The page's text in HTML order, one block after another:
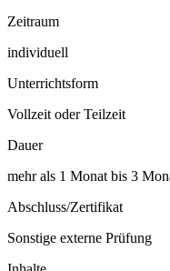
Zeitraum
individuell
Unterrichtsform
Vollzeit oder Teilzeit
Dauer
mehr als 1 Monat bis 3
Abschluss/Zertifikat
Sonstige externe Prüfung